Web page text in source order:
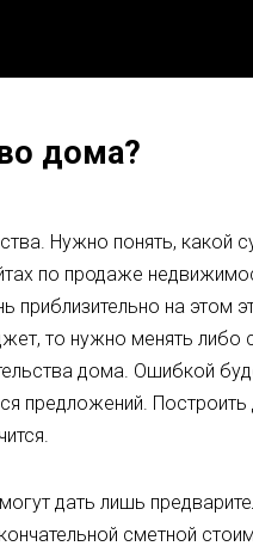
дома?
Нужно понять, какой
по продаже
приблизительно на этом
то нужно менять либо
дома. Ошибкой
предложений. Построить
дать лишь
сметной